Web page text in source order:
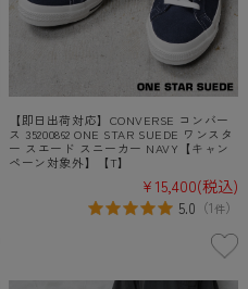
【即日出荷対応】CONVERSE コンバー
ス 35200862 ONE STAR SUEDE ワンスタ
ー スエード スニーカー NAVY【キャン
ペーン対象外】【T】
¥15,400(税込)
5.0 （1件）